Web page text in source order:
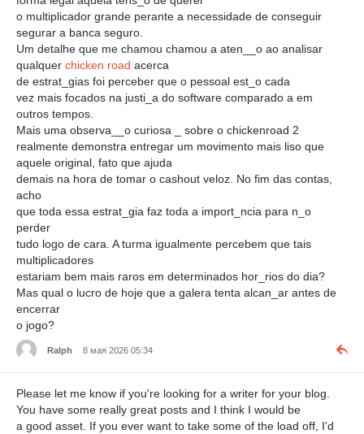
o multiplicador grande perante a necessidade de conseguir
segurar a banca seguro.
Um detalhe que me chamou chamou a aten__o ao analisar
qualquer chicken road acerca
de estrat_gias foi perceber que o pessoal est_o cada
vez mais focados na justi_a do software comparado a em
outros tempos.
Mais uma observa__o curiosa _ sobre o chickenroad 2
realmente demonstra entregar um movimento mais liso que
aquele original, fato que ajuda
demais na hora de tomar o cashout veloz. No fim das contas,
acho
que toda essa estrat_gia faz toda a import_ncia para n_o
perder
tudo logo de cara. A turma igualmente percebem que tais
multiplicadores
estariam bem mais raros em determinados hor_rios do dia?
Mas qual o lucro de hoje que a galera tenta alcan_ar antes de
encerrar
o jogo?
Ralph 8 мая 2026 05:34
Please let me know if you're looking for a writer for your blog.
You have some really great posts and I think I would be
a good asset. If you ever want to take some of the load off, I'd